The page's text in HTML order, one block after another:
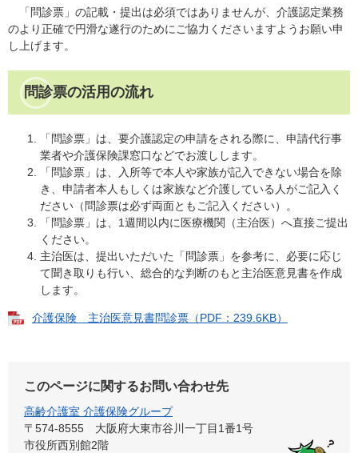
「問診票」の記載・提出は必須ではありませんが、介護認定業務
のより正確で円滑な遂行のためにご協力くださいますようお願い申
し上げます。
問診票の活用の流れ
「問診票」は、要介護認定の申請をされる際に、申請代行事
業者や介護保険課窓口などでお渡しします。
「問診票」は、入所等で本人や家族が記入できない場合を除
き、申請者本人もしくは家族など介護している人がご記入く
ださい（問診票は必ず両面ともご記入ください）。
「問診票」は、1週間以内に医療機関（主治医）へ直接ご提出
ください。
主治医は、提出いただいた「問診票」を参考に、必要に応じ
て聞き取りも行い、総合的な判断のもと主治医意見書を作成
します。
介護保険 主治医意見書問診票（PDF：239.6KB）
このページに関するお問い合わせ先
高齢介護室 介護保険グループ
〒574-8555 大阪府大東市谷川一丁目1番1号
市役所西別館2階